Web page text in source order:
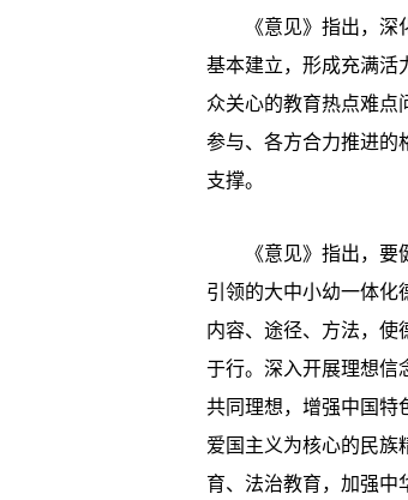
《意见》指出，深化
基本建立，形成充满活
众关心的教育热点难点
参与、各方合力推进的
支撑。
《意见》指出，要健
引领的大中小幼一体化
内容、途径、方法，使
于行。深入开展理想信
共同理想，增强中国特
爱国主义为核心的民族
育、法治教育，加强中